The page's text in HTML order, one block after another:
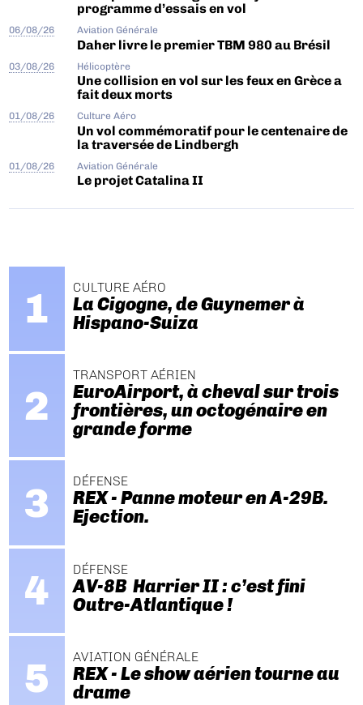
programme d’essais en vol
06/08/26 Aviation Générale
Daher livre le premier TBM 980 au Brésil
03/08/26 Hélicoptère
Une collision en vol sur les feux en Grèce a
fait deux morts
01/08/26 Culture Aéro
Un vol commémoratif pour le centenaire de
la traversée de Lindbergh
01/08/26 Aviation Générale
Le projet Catalina II
CULTURE AÉRO
La Cigogne, de Guynemer à
Hispano-Suiza
TRANSPORT AÉRIEN
EuroAirport, à cheval sur trois
frontières, un octogénaire en
grande forme
DÉFENSE
REX - Panne moteur en A-29B.
Ejection.
DÉFENSE
AV-8B Harrier II : c’est fini
Outre-Atlantique !
AVIATION GÉNÉRALE
REX - Le show aérien tourne au
drame